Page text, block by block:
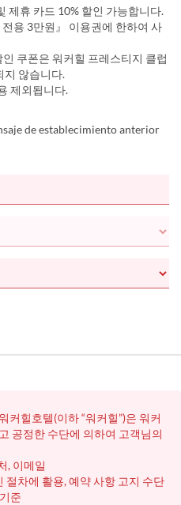
제휴 카드 10% 할인 가능합니다.
용 3만원』 이용권에 한하여 사
인 쿠폰은 워커힐 프레스티지 클럽
지 않습니다.
제외됩니다.
de establecimiento anterior
커힐호텔(이하 “워커힐”)은 워커
공정한 수단에 의하여 고객님의
, 이메일
절차에 활용, 예약 사항 고지 수단
준